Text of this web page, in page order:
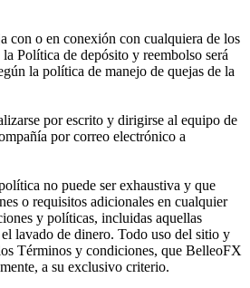
con o en conexión con cualquiera de los
Política de depósito y reembolso será
la política de manejo de quejas de la
por escrito y dirigirse al equipo de
por correo electrónico a
no puede ser exhaustiva y que
o requisitos adicionales en cualquier
y políticas, incluidas aquellas
lavado de dinero. Todo uso del sitio y
Términos y condiciones, que BelleoFX
a su exclusivo criterio.